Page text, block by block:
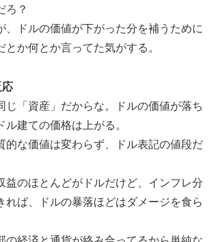
ろ？
、ドルの価値が下がった分を補うために
とか何とか言ってた気がする。
じ「資産」だからな。ドルの価値が落ち
ル建ての価格は上がる。
的な価値は変わらず、ドル表記の値段だ
益のほとんどがドルだけど、インフレ分
れば、ドルの暴落ほどはダメージを食ら